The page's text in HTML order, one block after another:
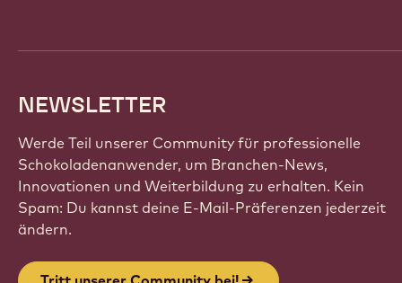
NEWSLETTER
Werde Teil unserer Community für professionelle
Schokoladenanwender, um Branchen-News,
Innovationen und Weiterbildung zu erhalten. Kein
Spam: Du kannst deine E-Mail-Präferenzen jederzeit
ändern.